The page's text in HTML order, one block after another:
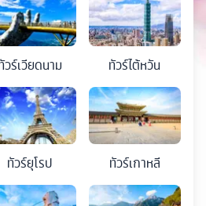
วร์เวียดนาม ทัวร์ไต้หวัน
ทัวร์ยุโรป ทัวร์เกาหลี